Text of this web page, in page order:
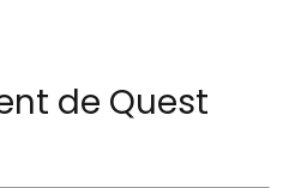
de Quest